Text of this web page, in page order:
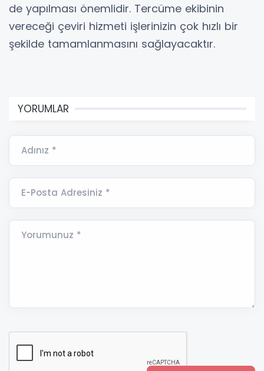
de yapılması önemlidir. Tercüme ekibinin
vereceği çeviri hizmeti işlerinizin çok hızlı bir
şekilde tamamlanmasını sağlayacaktır.
YORUMLAR
Adınız *
E-Posta Adresiniz *
Yorumunuz *